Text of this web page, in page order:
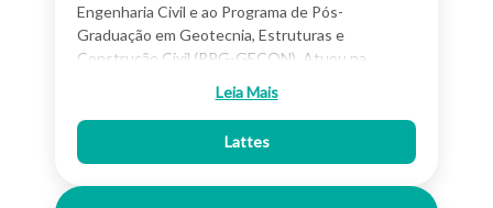
Engenharia Civil e ao Programa de Pós-
Graduação em Geotecnia, Estruturas e
Construção Civil (PPG-GECON). Atuou na
coordenadora no período de 03/2012 a 02/2014
e coordenadora de 03/2014 a 02/2016. Na UFG,
ainda é responsável pelo funcionamento do
Leia Mais
Lattes